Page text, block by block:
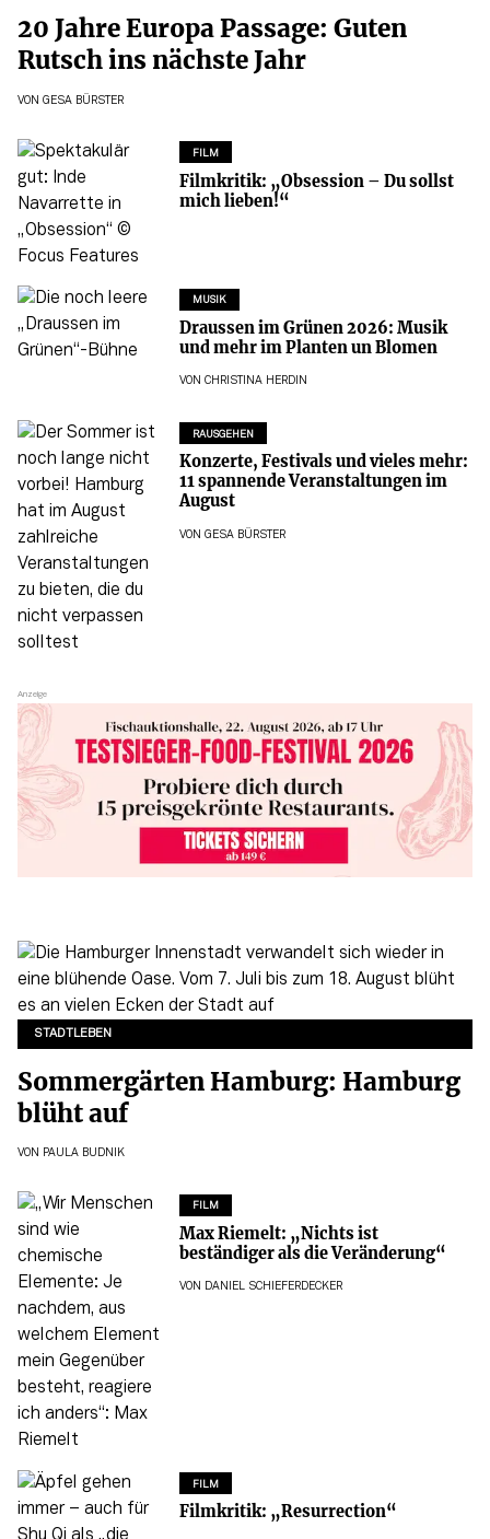
20 Jahre Europa Passage: Guten
Rutsch ins nächste Jahr
VON GESA BÜRSTER
FILM
Filmkritik: „Obsession – Du sollst
mich lieben!“
MUSIK
Draussen im Grünen 2026: Musik
und mehr im Planten un Blomen
VON CHRISTINA HERDIN
RAUSGEHEN
Konzerte, Festivals und vieles mehr:
11 spannende Veranstaltungen im
August
VON GESA BÜRSTER
STADTLEBEN
Sommergärten Hamburg: Hamburg
blüht auf
VON PAULA BUDNIK
FILM
Max Riemelt: „Nichts ist
beständiger als die Veränderung“
VON DANIEL SCHIEFERDECKER
FILM
Filmkritik: „Resurrection“